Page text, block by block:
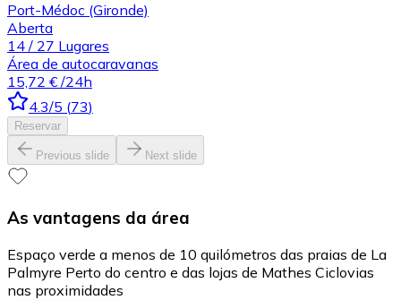
Port-Médoc (Gironde)
Aberta
14 / 27 Lugares
Área de autocaravanas
15,72 € /24h
4.3/5 (73)
Reservar
Previous slide Next slide
As vantagens da área
Espaço verde a menos de 10 quilómetros das praias de La
Palmyre Perto do centro e das lojas de Mathes Ciclovias
nas proximidades